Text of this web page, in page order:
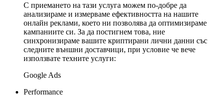
С приемането на тази услуга можем по-добре да
анализираме и измерваме ефективността на нашите
онлайн реклами, което ни позволява да оптимизираме
кампаниите си. За да постигнем това, ние
синхронизираме вашите криптирани лични данни със
следните външни доставчици, при условие че вече
използвате техните услуги:
Google Ads
Performance